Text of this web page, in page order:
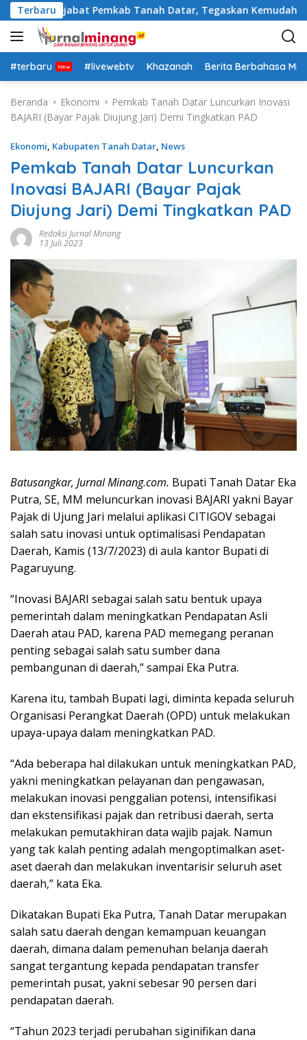
a
g
u
Terbaru
Pejabat Pemkab Tanah Datar, Tegaskan Kemudahan
#terbaru #livewebtv Khazanah Berita Berbahasa
Beranda Ekonomi
Pemkab Tanah Datar Luncurkan Inovasi
BAJARI (Bayar Pajak Diujung Jari) Demi Tingkatkan PAD
Ekonomi, Kabupaten Tanah Datar, News
Pemkab Tanah Datar Luncurkan
Inovasi BAJARI (Bayar Pajak
Diujung Jari) Demi Tingkatkan PAD
Redaksi Jurnal Minang
13 Juli 2023
Batusangkar, Jurnal Minang.com. Bupati Tanah Datar Eka
Putra, SE, MM meluncurkan inovasi BAJARI yakni Bayar
Pajak di Ujung Jari melalui aplikasi CITIGOV sebagai
salah satu inovasi untuk optimalisasi Pendapatan
Daerah, Kamis (13/7/2023) di aula kantor Bupati di
Pagaruyung.
“Inovasi BAJARI sebagai salah satu bentuk upaya
pemerintah dalam meningkatkan Pendapatan Asli
Daerah atau PAD, karena PAD memegang peranan
penting sebagai salah satu sumber dana
pembangunan di daerah,” sampai Eka Putra.
Karena itu, tambah Bupati lagi, diminta kepada seluruh
Organisasi Perangkat Daerah (OPD) untuk melakukan
upaya-upaya dalam meningkatkan PAD.
“Ada beberapa hal dilakukan untuk meningkatkan PAD,
yakni meningkatkan pelayanan dan pengawasan,
melakukan inovasi penggalian potensi, intensifikasi
dan ekstensifikasi pajak dan retribusi daerah, serta
melakukan pemutakhiran data wajib pajak. Namun
yang tak kalah penting adalah mengoptimalkan aset-
aset daerah dan melakukan inventarisir seluruh aset
daerah,” kata Eka.
Dikatakan Bupati Eka Putra, Tanah Datar merupakan
salah satu daerah dengan kemampuan keuangan
daerah, dimana dalam pemenuhan belanja daerah
sangat tergantung kepada pendapatan transfer
pemerintah pusat, yakni sebesar 90 persen dari
pendapatan daerah.
“Tahun 2023 terjadi perubahan siginifikan dana